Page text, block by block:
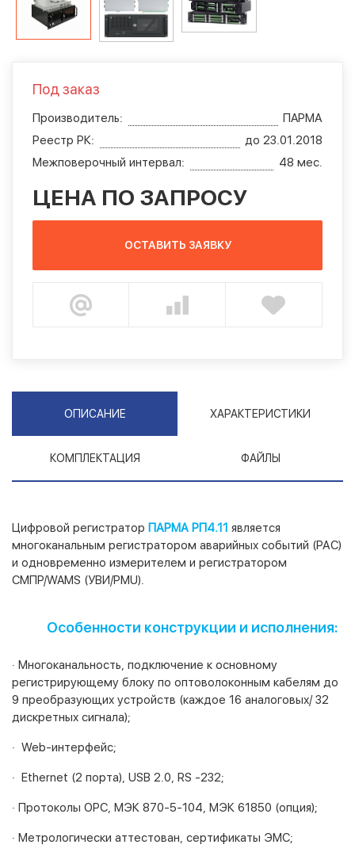
Под заказ
Производитель:
ПAРМА
Реестр РК:
до 23.01.2018
Межповерочный интервал:
48 мес.
ЦЕНА ПО ЗАПРОСУ
ОСТАВИТЬ ЗАЯВКУ
ОПИСАНИЕ ХАРАКТЕРИСТИКИ
КОМПЛЕКТАЦИЯ ФАЙЛЫ
Цифровой регистратор ПАРМА РП4.11 является
многоканальным регистратором аварийных событий (РАС)
и одновременно измерителем и регистратором
СМПР/WAMS (УВИ/PMU).
Особенности конструкции и исполнения:
· Многоканальность, подключение к основному
регистрирующему блоку по оптоволоконным кабелям до
9 преобразующих устройств (каждое 16 аналоговых/ 32
дискретных сигнала);
· Web-интерфейс;
· Ethernet (2 порта), USB 2.0, RS -232;
· Протоколы OPC, МЭК 870-5-104, МЭК 61850 (опция);
· Метрологически аттестован, сертификаты ЭМС;